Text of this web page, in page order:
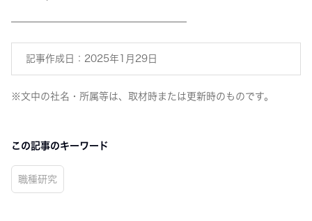
——————————————————
記事作成日：2025年1月29日
※文中の社名・所属等は、取材時または更新時のものです。
この記事のキーワード
職種研究